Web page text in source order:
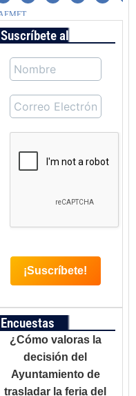
Suscríbete al boletín
Encuestas
¿Cómo valoras la
decisión del
Ayuntamiento de
trasladar la feria del